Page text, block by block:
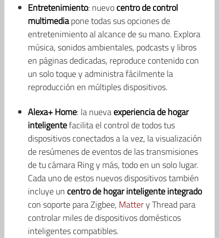
Entretenimiento: nuevocentro de control
multimediapone todas sus opciones de
entretenimiento al alcance de su mano. Explora
música, sonidos ambientales, podcasts y libros
en páginas dedicadas, reproduce contenido con
un solo toque y administra fácilmente la
reproducción en múltiples dispositivos.
Alexa+ Home: la nuevaexperiencia de hogar
inteligentefacilita el control de todos tus
dispositivos conectados a la vez, la visualización
de resúmenes de eventos de las transmisiones
de tu cámara Ring y más, todo en un solo lugar.
Cada uno de estos nuevos dispositivos también
incluye un centro de hogar inteligente integrado
con soporte para Zigbee, Mattery Thread para
controlar miles de dispositivos domésticos
inteligentes compatibles.